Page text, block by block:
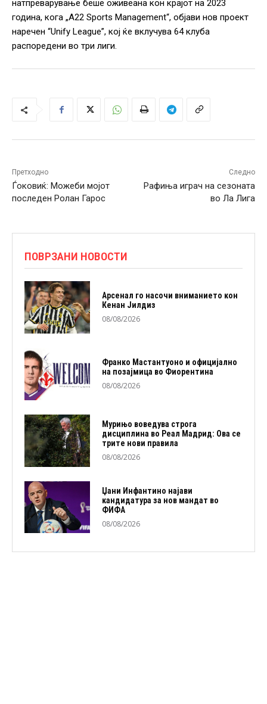
натпреварување беше оживеана кон крајот на 2023
година, кога „A22 Sports Management“, објави нов проект
наречен “Unify League”, кој ќе вклучува 64 клуба
распоредени во три лиги.
Претходно
Ѓоковиќ: Можеби мојот
последен Ролан Гарос
Следно
Рафиња играч на сезоната
во Ла Лига
ПОВРЗАНИ НОВОСТИ
Арсенал го насочи вниманието кон
Кенан Јилдиз
08/08/2026
Франко Мастантуоно и официјално
на позајмица во Фиорентина
08/08/2026
Мурињо воведува строга
дисциплина во Реал Мадрид: Ова се
трите нови правила
08/08/2026
Џани Инфантино најави
кандидатура за нов мандат во
ФИФА
08/08/2026